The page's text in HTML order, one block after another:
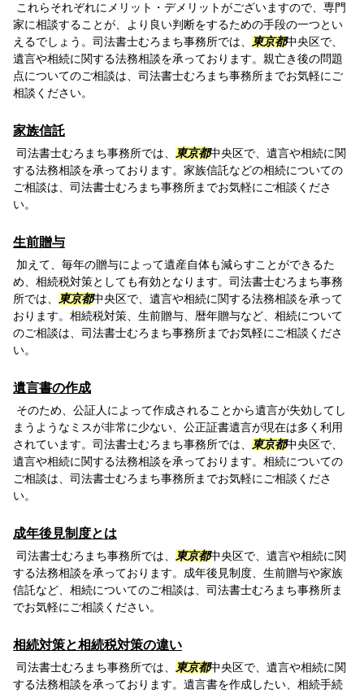
これらそれぞれにメリット・デメリットがございますので、専門
家に相談することが、より良い判断をするための手段の一つとい
えるでしょう。司法書士むろまち事務所では、
東京都中央区で、
遺言や相続に関する法務相談を承っております。親亡き後の問題
点についてのご相談は、司法書士むろまち事務所までお気軽にご
相談ください。
家族信託
司法書士むろまち事務所では、 東京都中央区で、遺言や相続に関
する法務相談を承っております。家族信託などの相続についての
ご相談は、司法書士むろまち事務所までお気軽にご相談くださ
い。
生前贈与
加えて、毎年の贈与によって遺産自体も減らすことができるた
め、相続税対策としても有効となります。司法書士むろまち事務
所では、
東京都中央区で、遺言や相続に関する法務相談を承って
おります。相続税対策、生前贈与、暦年贈与など、相続について
のご相談は、司法書士むろまち事務所までお気軽にご相談くださ
い。
遺言書の作成
そのため、公証人によって作成されることから遺言が失効してし
まうようなミスが非常に少ない、公正証書遺言が現在は多く利用
されています。司法書士むろまち事務所では、
東京都中央区で、
遺言や相続に関する法務相談を承っております。相続についての
ご相談は、司法書士むろまち事務所までお気軽にご相談くださ
い。
成年後見制度とは
司法書士むろまち事務所では、 東京都中央区で、遺言や相続に関
する法務相談を承っております。成年後見制度、生前贈与や家族
信託など、相続についてのご相談は、司法書士むろまち事務所ま
でお気軽にご相談ください。
相続対策と相続税対策の違い
司法書士むろまち事務所では、 東京都中央区で、遺言や相続に関
する法務相談を承っております。遺言書を作成したい、相続手続